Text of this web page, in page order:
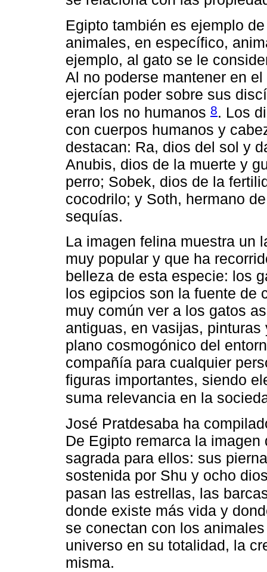
Egipto también es ejemplo
animales, en específico,
ejemplo, al gato se le
Al no poderse mantener en
ejercían poder sobre sus
eran los no humanos 8. Los
con cuerpos humanos y
destacan: Ra, dios del sol y
Anubis, dios de la muerte y
perro; Sobek, dios de la
cocodrilo; y Soth, hermano
sequías.
La imagen felina muestra un
muy popular y que ha
belleza de esta especie: los
los egipcios son la fuente de
muy común ver a los gatos
antiguas, en vasijas,
plano cosmogónico del
compañía para cualquier
figuras importantes, siendo
suma relevancia en la
José Pratdesaba ha
De Egipto remarca la
sagrada para ellos: sus
sostenida por Shu y ocho
pasan las estrellas, las
donde existe más vida y
se conectan con los
universo en su totalidad, la
misma.